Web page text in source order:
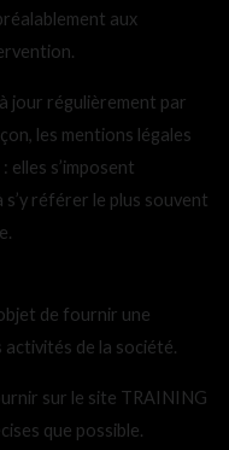
aux
jour régulièrement par
les mentions légales
s’imposent
s’y référer le plus souvent
de fournir une
activités de la société.
sur le site TRAINING
que possible.